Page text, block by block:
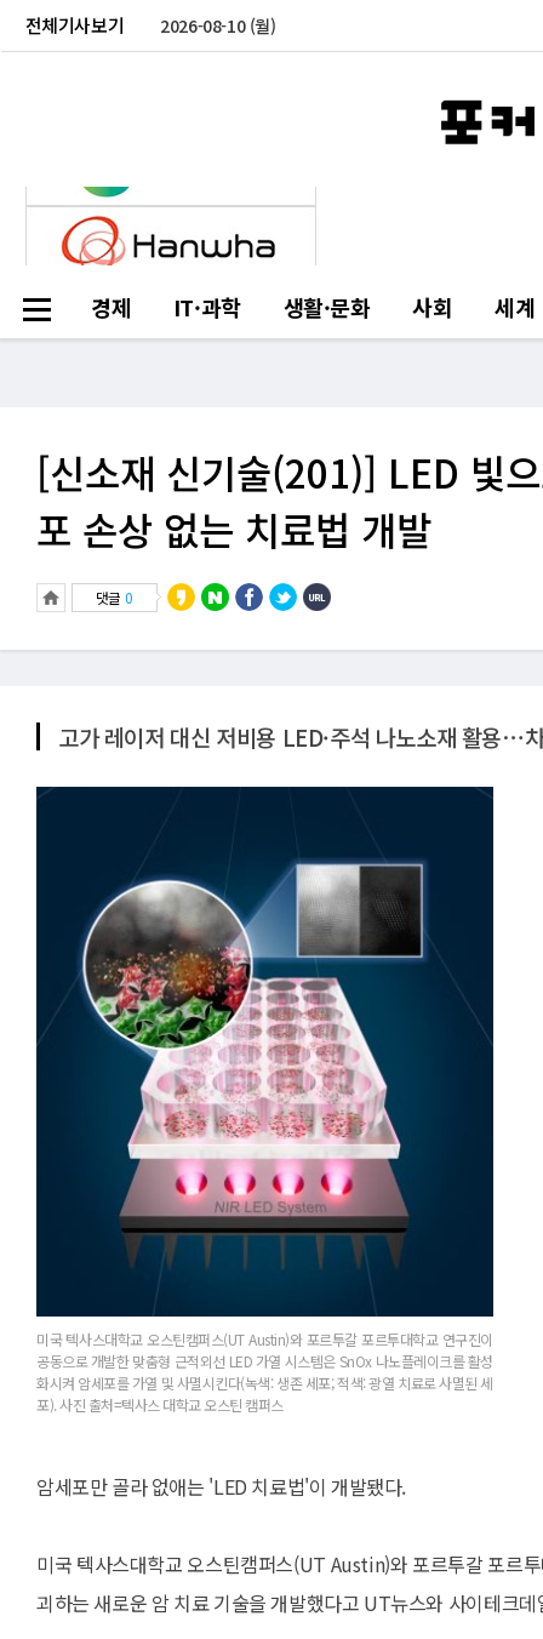
전체기사보기 2026-08-10 (월)
경제 IT·과학 생활·문화 사회 세계
[신소재 신기술(201)] LED 빛
포 손상 없는 치료법 개발
댓글 0
고가 레이저 대신 저비용 LED·주석 나노소재 활용⋯
미국 텍사스대학교 오스틴캠퍼스(UT Austin)와 포르투갈 포르투대학교 연구진이
공동으로 개발한 맞춤형 근적외선 LED 가열 시스템은 SnOx 나노플레이크를 활성
화시켜 암세포를 가열 및 사멸시킨다(녹색: 생존 세포; 적색: 광열 치료로 사멸된 세
포). 사진 출처=텍사스 대학교 오스틴 캠퍼스
암세포만 골라 없애는 'LED 치료법'이 개발됐다.
미국 텍사스대학교 오스틴캠퍼스(UT Austin)와 포르투갈 포르
괴하는 새로운 암 치료 기술을 개발했다고 UT뉴스와 사이테크